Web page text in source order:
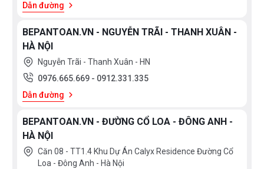
Dẫn đường
BEPANTOAN.VN - NGUYỄN TRÃI - THANH XUÂN -
HÀ NỘI
Nguyễn Trãi - Thanh Xuân - HN
0976.665.669 - 0912.331.335
Dẫn đường
BEPANTOAN.VN - ĐƯỜNG CỔ LOA - ĐÔNG ANH -
HÀ NỘI
Căn 08 - TT1.4 Khu Dự Án Calyx Residence Đường Cổ
Loa - Đông Anh - Hà Nội